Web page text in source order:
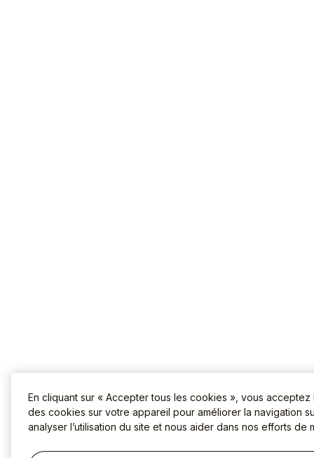
En cliquant sur « Accepter tous les cookies », vous
des cookies sur votre appareil pour améliorer la navigation
analyser l’utilisation du site et nous aider dans nos efforts de